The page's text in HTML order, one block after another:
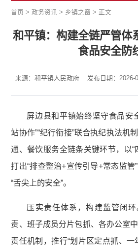
首页 >政务资讯 > 乡镇之窗 > 正文
和平镇：构建全链严管体
食品安全防
来源：和平镇人民政府 发布日期：2026-
屏边县和平镇始终坚守食品安
站协作”“纪行衔接”联合执纪执法机
通、餐饮服务全链条关键环节，以“
打出“排查整治+宣传引导+常态监管
“舌尖上的安全”。
压实责任体系，构建监管闭环
责、班子成员分片包抓、各办公室
责任机制，推行“划片区定点抓、一